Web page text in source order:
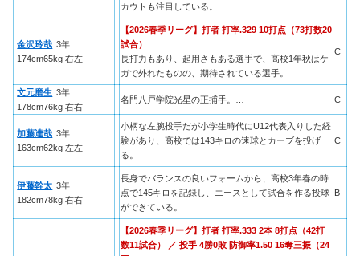
カウトも注目している。
金沢玲哉 3年
174cm65kg 右左
【2026春季リーグ】打者 打率.329 10打点（73打数20
試合）
長打力もあり、起用さもある選手で、高校1年秋はケ
ガで外れたものの、期待されている選手。
C
文元磨生 3年
178cm76kg 右右
名門八戸学院光星の正捕手。… C
加藤達哉 3年
163cm62kg 左左
小柄な左腕投手だが小学生時代にU12代表入りした経
験があり、高校では143キロの速球とカーブを投げ
る。
C
伊藤幹太 3年
182cm78kg 右右
長身でバランスの良いフォームから、高校3年春の時
点で145キロを記録し、エースとして試合を作る投球
ができている。
B-
【2026春季リーグ】打者 打率.333 2本 8打点（42打
数11試合） ／ 投手 4勝0敗 防御率1.50 16奪三振（24